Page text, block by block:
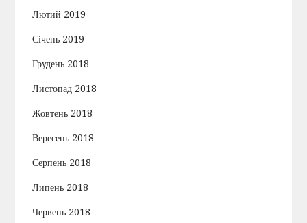
Лютий 2019
Січень 2019
Грудень 2018
Листопад 2018
Жовтень 2018
Вересень 2018
Серпень 2018
Липень 2018
Червень 2018